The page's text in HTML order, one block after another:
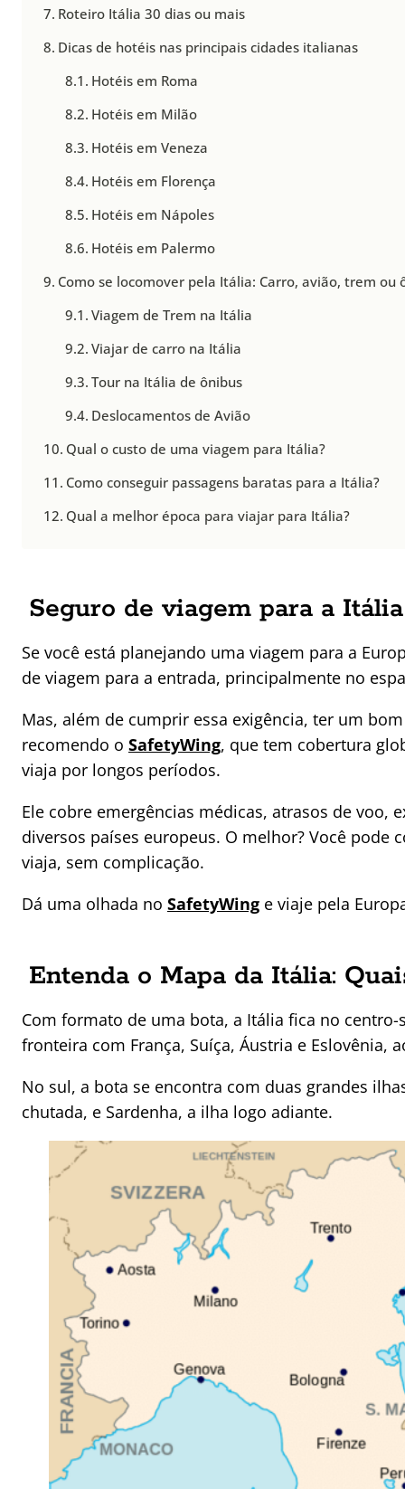
Roteiro Itália 30 dias ou mais
Dicas de hotéis nas principais cidades italianas
Hotéis em Roma
Hotéis em Milão
Hotéis em Veneza
Hotéis em Florença
Hotéis em Nápoles
Hotéis em Palermo
Como se locomover pela Itália: Carro, avião, trem ou
Viagem de Trem na Itália
Viajar de carro na Itália
Tour na Itália de ônibus
Deslocamentos de Avião
Qual o custo de uma viagem para Itália?
Como conseguir passagens baratas para a Itália?
Qual a melhor época para viajar para Itália?
Seguro de viagem para a Itália
Se você está planejando uma viagem para a
de viagem para a entrada, principalmente no
Mas, além de cumprir essa exigência, ter um
recomendo o SafetyWing, que tem cobertura
viaja por longos períodos.
Ele cobre emergências médicas, atrasos de voo,
diversos países europeus. O melhor? Você
viaja, sem complicação.
Dá uma olhada no SafetyWing e viaje pela
Entenda o Mapa da Itália:
Com formato de uma bota, a Itália fica no
fronteira com França, Suíça, Áustria e Eslovênia,
No sul, a bota se encontra com duas grandes
chutada, e Sardenha, a ilha logo adiante.